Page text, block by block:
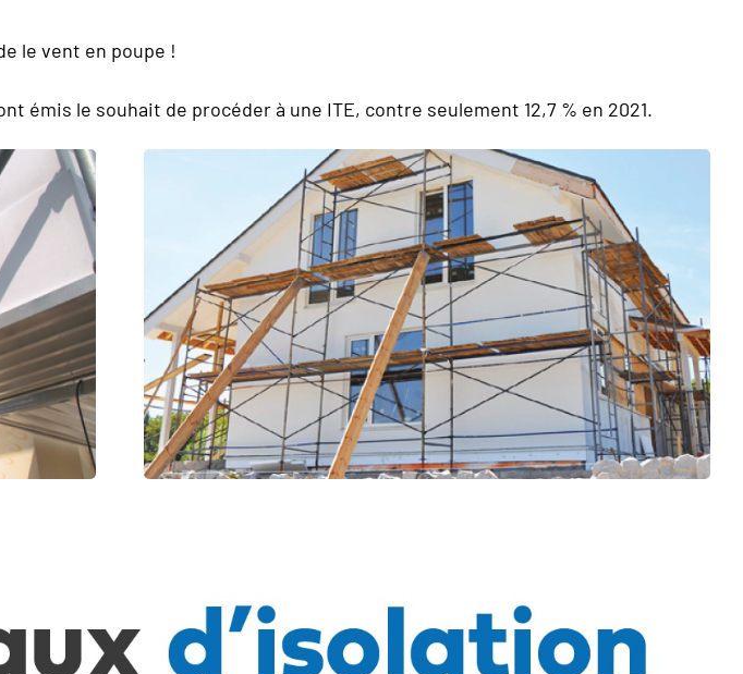
le vent en poupe !
émis le souhait de procéder à une ITE, contre seulement 12,7 % en 2021.